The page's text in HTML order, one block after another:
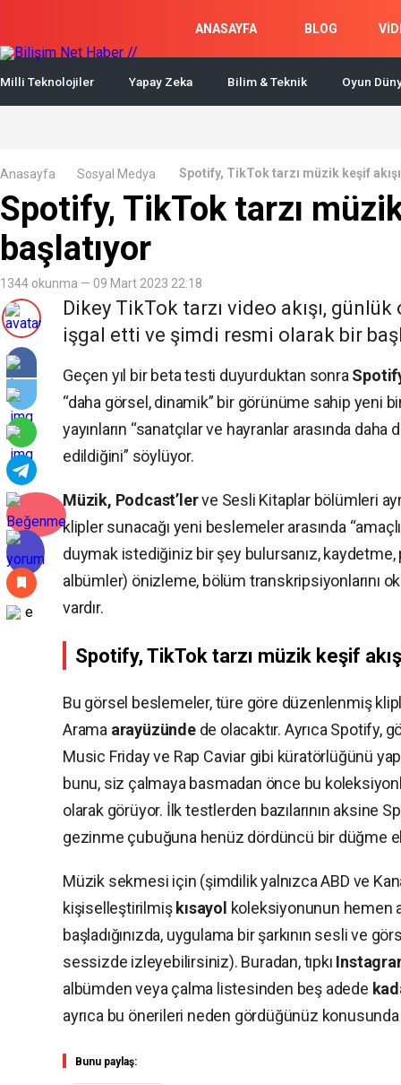
ANASAYFA BLOG
Milli Teknolojiler Yapay Zeka Bilim & Teknik Oyun
Anasayfa Sosyal Medya Spotify, TikTok tarzı müzik keşif
Spotify, TikTok tarzı müzik
başlatıyor
1344 okunma — 09 Mart 2023 22:18
Dikey TikTok tarzı video akışı,
işgal etti ve şimdi resmi olarak bir
Geçen yıl bir beta testi duyurduktan sonra
“daha görsel, dinamik” bir görünüme sahip yeni
yayınların “sanatçılar ve hayranlar arasında
edildiğini” söylüyor.
Müzik, Podcast’lerve Sesli Kitaplar bölümleri
klipler sunacağı yeni beslemeler arasında
duymak istediğiniz bir şey bulursanız,
albümler) önizleme, bölüm transkripsiyonlarını
vardır.
Spotify, TikTok tarzı müzik keşif
Bu görsel beslemeler, türe göre düzenlenmiş
Arama arayüzündede olacaktır. Ayrıca Spotify,
Music Friday ve Rap Caviar gibi küratörlüğünü
bunu, siz çalmaya basmadan önce bu
olarak görüyor. İlk testlerden bazılarının aksine
gezinme çubuğuna henüz dördüncü bir düğme
Müzik sekmesi için (şimdilik yalnızca ABD ve
kişiselleştirilmiş kısayol koleksiyonunun hemen
başladığınızda, uygulama bir şarkının sesli ve
sessizde izleyebilirsiniz). Buradan, tıpkı
albümden veya çalma listesinden beş adede
ayrıca bu önerileri neden gördüğünüz
Bunu paylaş: